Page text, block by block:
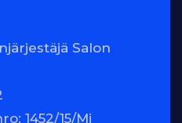
Salon
1452/15/Mj